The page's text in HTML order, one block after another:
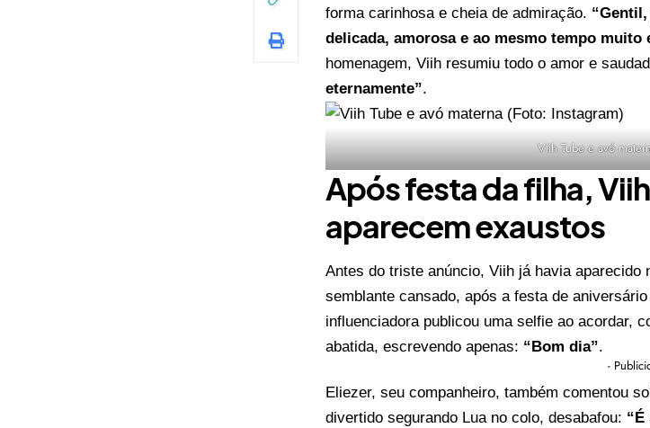
forma carinhosa e cheia de admiração.
delicada, amorosa e ao mesmo tempo muito
homenagem, Viih resumiu todo o amor e
eternamente”.
Viih Tube e avó
Após festa da filha,
aparecem exaustos
Antes do triste anúncio, Viih já havia
semblante cansado, após a festa de
influenciadora publicou uma selfie ao acordar,
abatida, escrevendo apenas: “Bom dia”.
-
Eliezer, seu companheiro, também comentou
divertido segurando Lua no colo, desabafou: “É